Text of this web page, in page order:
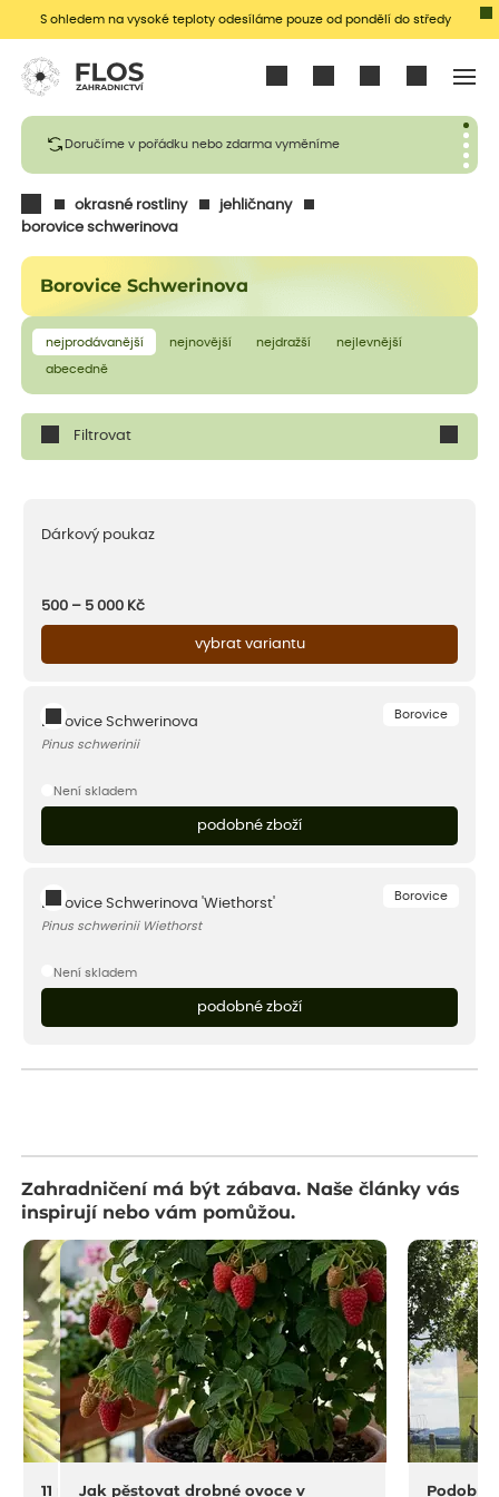
S ohledem na vysoké teploty odesíláme pouze od pondělí do středy
Doručíme v pořádku nebo zdarma vyměníme
okrasné rostliny
jehličnany
borovice schwerinova
Borovice Schwerinova
nejprodávanější nejnovější nejdražší nejlevnější
abecedně
Filtrovat
Dárkový poukaz
500 – 5 000 Kč
vybrat variantu
Borovice
Borovice Schwerinova
Pinus schwerinii
Není skladem
podobné zboží
Borovice
Borovice Schwerinova 'Wiethorst'
Pinus schwerinii Wiethorst
Není skladem
podobné zboží
Zahradničení má být zábava. Naše články vás
inspirují nebo vám pomůžou.
11 na rostliny do sucha a horka
Jak pěstovat drobné ovoce v